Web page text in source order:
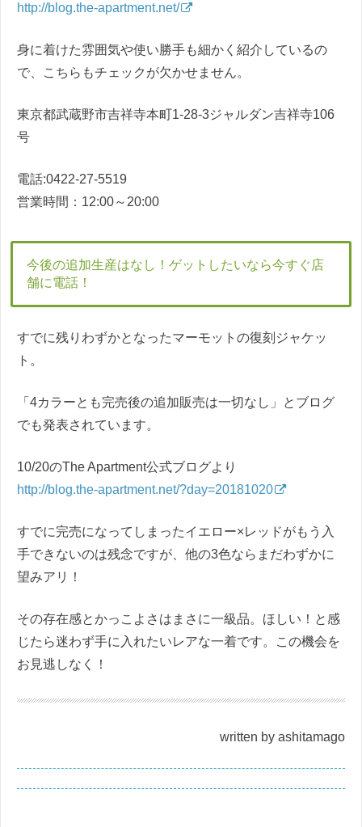
http://blog.the-apartment.net/
身に着けた雰囲気や使い勝手も細かく紹介しているの
で、こちらもチェックが欠かせません。
東京都武蔵野市吉祥寺本町1-28-3ジャルダン吉祥寺106
号
電話:0422-27-5519
営業時間：12:00～20:00
今後の追加生産はなし！ゲットしたいなら今すぐ店
舗に電話！
すでに残りわずかとなったマーモットの復刻ジャケッ
ト。
「4カラーとも完売後の追加販売は一切なし」とブログ
でも発表されています。
10/20のThe Apartment公式ブログより
http://blog.the-apartment.net/?day=20181020
すでに完売になってしまったイエロー×レッドがもう入
手できないのは残念ですが、他の3色ならまだわずかに
望みアリ！
その存在感とかっこよさはまさに一級品。ほしい！と感
じたら迷わず手に入れたいレアな一着です。この機会を
お見逃しなく！
written by ashitamago